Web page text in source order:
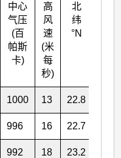
中心
气压
(百
帕斯
卡)
高
风
速
(米
每
秒)
北
纬
°N
1000 13 22.8
996 16 22.7
992 18 23.2